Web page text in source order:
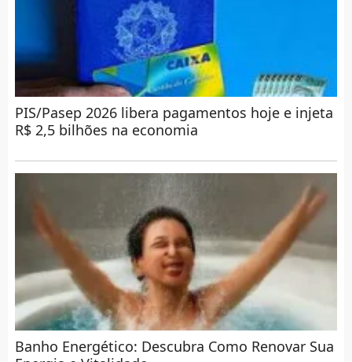
PIS/Pasep 2026 libera pagamentos hoje e injeta
R$ 2,5 bilhões na economia
Banho Energético: Descubra Como Renovar Sua